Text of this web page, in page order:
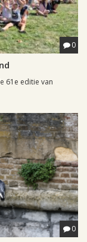
0
61e editie van
0